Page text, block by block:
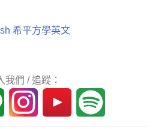
希平方學英文
我們 / 追蹤：